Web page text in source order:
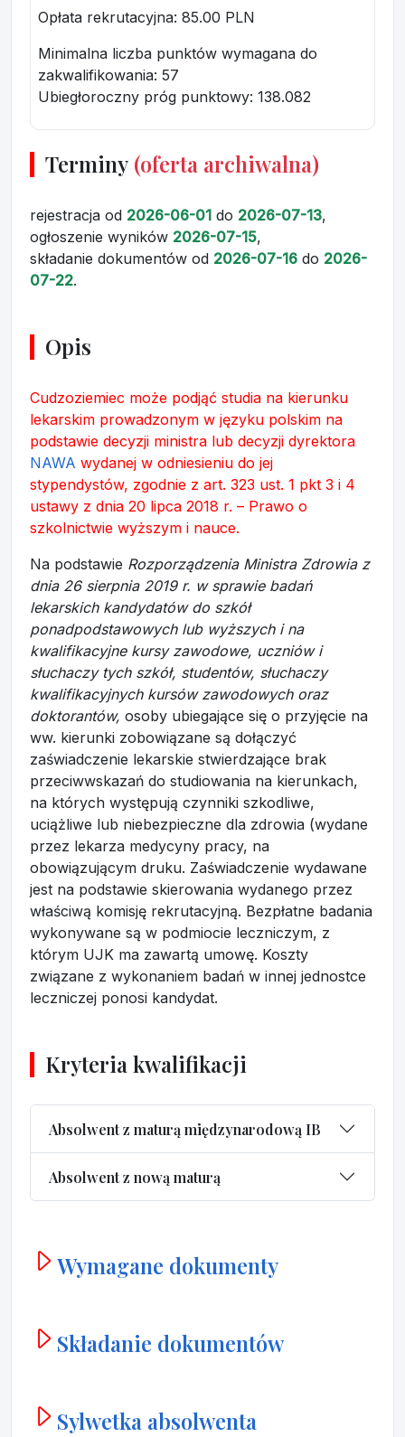
Opłata rekrutacyjna: 85.00 PLN
Minimalna liczba punktów wymagana do
zakwalifikowania: 57
Ubiegłoroczny próg punktowy: 138.082
Terminy (oferta archiwalna)
rejestracja od 2026-06-01 do 2026-07-13,
ogłoszenie wyników 2026-07-15,
składanie dokumentów od 2026-07-16 do 2026-
07-22.
Opis
Cudzoziemiec może podjąć studia na kierunku
lekarskim prowadzonym w języku polskim na
podstawie decyzji ministra lub decyzji dyrektora
NAWA wydanej w odniesieniu do jej
stypendystów, zgodnie z art. 323 ust. 1 pkt 3 i 4
ustawy z dnia 20 lipca 2018 r. – Prawo o
szkolnictwie wyższym i nauce.
Na podstawie Rozporządzenia Ministra Zdrowia z
dnia 26 sierpnia 2019 r. w sprawie badań
lekarskich kandydatów do szkół
ponadpodstawowych lub wyższych i na
kwalifikacyjne kursy zawodowe, uczniów i
słuchaczy tych szkół, studentów, słuchaczy
kwalifikacyjnych kursów zawodowych oraz
doktorantów, osoby ubiegające się o przyjęcie na
ww. kierunki zobowiązane są dołączyć
zaświadczenie lekarskie stwierdzające brak
przeciwwskazań do studiowania na kierunkach,
na których występują czynniki szkodliwe,
uciążliwe lub niebezpieczne dla zdrowia (wydane
przez lekarza medycyny pracy, na
obowiązującym druku. Zaświadczenie wydawane
jest na podstawie skierowania wydanego przez
właściwą komisję rekrutacyjną. Bezpłatne badania
wykonywane są w podmiocie leczniczym, z
którym UJK ma zawartą umowę. Koszty
związane z wykonaniem badań w innej jednostce
leczniczej ponosi kandydat.
Kryteria kwalifikacji
Absolwent z maturą międzynarodową IB
Absolwent z nową maturą
Wymagane dokumenty
Składanie dokumentów
Sylwetka absolwenta